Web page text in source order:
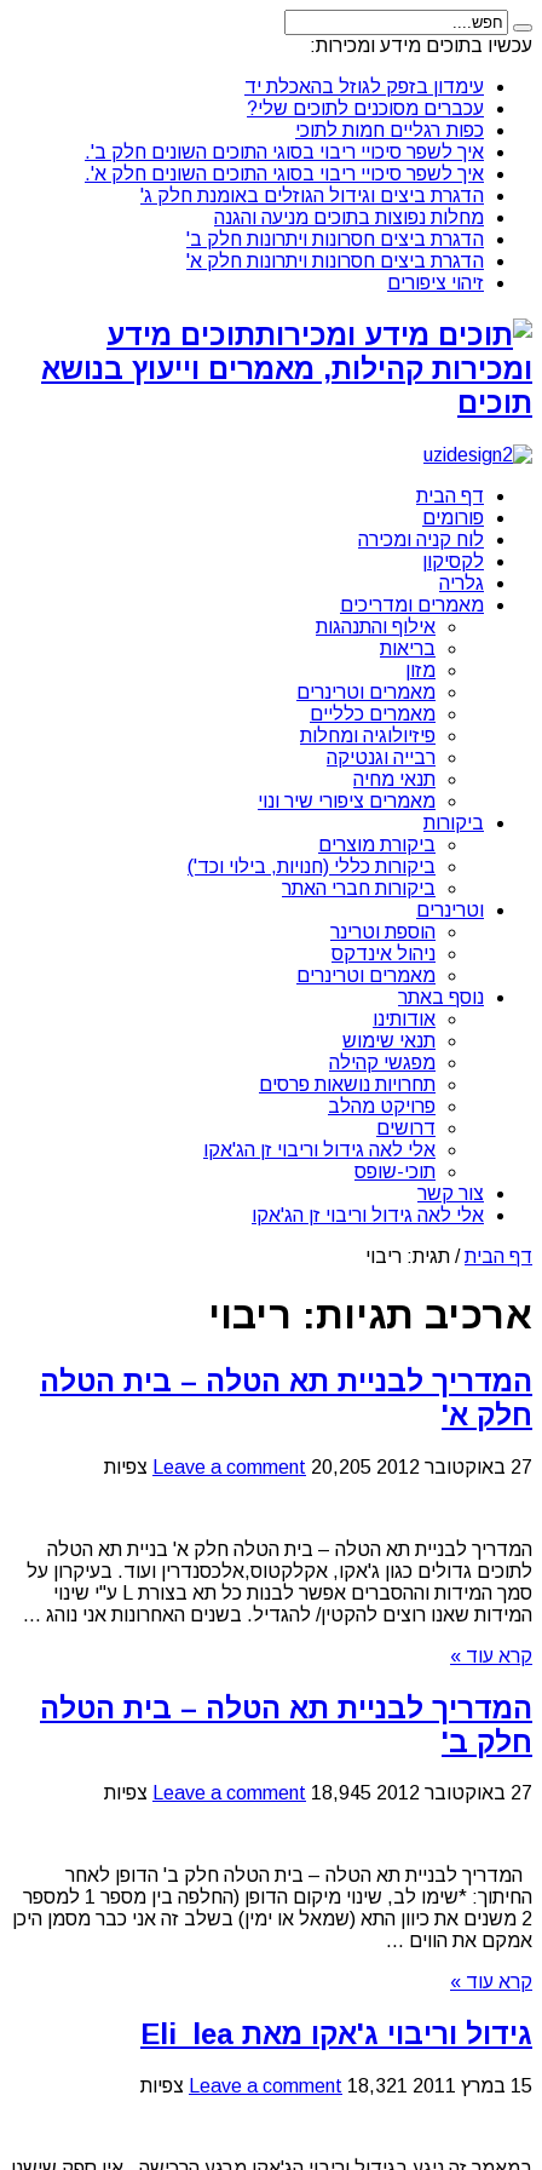
עכשיו בתוכים מידע ומכירות:
עימדון בזפק לגוזל בהאכלת יד
עכברים מסוכנים לתוכים שלי?
כפות רגליים חמות לתוכי
איך לשפר סיכויי ריבוי בסוגי התוכים השונים חלק ב'.
איך לשפר סיכויי ריבוי בסוגי התוכים השונים חלק א'.
הדגרת ביצים וגידול הגוזלים באומנת חלק ג'
מחלות נפוצות בתוכים מניעה והגנה
הדגרת ביצים חסרונות ויתרונות חלק ב'
הדגרת ביצים חסרונות ויתרונות חלק א'
זיהוי ציפורים
תוכים מידע
ומכירות קהילות, מאמרים וייעוץ בנושא
תוכים
דף הבית
פורומים
לוח קניה ומכירה
לקסיקון
גלריה
מאמרים ומדריכים
אילוף והתנהגות
בריאות
מזון
מאמרים וטרינרים
מאמרים כלליים
פיזיולוגיה ומחלות
רבייה וגנטיקה
תנאי מחיה
מאמרים ציפורי שיר ונוי
ביקורות
ביקורת מוצרים
ביקורות כללי (חנויות, בילוי וכד')
ביקורות חברי האתר
וטרינרים
הוספת וטרינר
ניהול אינדקס
מאמרים וטרינרים
נוסף באתר
אודותינו
תנאי שימוש
מפגשי קהילה
תחרויות נושאות פרסים
פרויקט מהלב
דרושים
אלי לאה גידול וריבוי זן הג'אקו
תוכי-שופס
צור קשר
אלי לאה גידול וריבוי זן הג'אקו
דף הבית / תגית: ריבוי
ארכיב תגיות: ריבוי
המדריך לבניית תא הטלה – בית הטלה
חלק א'
27 באוקטובר 2012 Leave a comment 20,205 צפיות
המדריך לבניית תא הטלה – בית הטלה חלק א' בניית תא הטלה
לתוכים גדולים כגון ג'אקו, אקלקטוס,אלכסנדרין ועוד. בעיקרון על
סמך המידות וההסברים אפשר לבנות כל תא בצורת L ע"י שינוי
המידות שאנו רוצים להקטין/ להגדיל. בשנים האחרונות אני נוהג ...
קרא עוד »
המדריך לבניית תא הטלה – בית הטלה
חלק ב'
27 באוקטובר 2012 Leave a comment 18,945 צפיות
המדריך לבניית תא הטלה – בית הטלה חלק ב' הדופן לאחר
החיתוך: *שימו לב, שינוי מיקום הדופן (החלפה בין מספר 1 למספר
2 משנים את כיוון התא (שמאל או ימין) בשלב זה אני כבר מסמן היכן
אמקם את הווים ...
קרא עוד »
גידול וריבוי ג'אקו מאת Eli_lea
15 במרץ 2011 Leave a comment 18,321 צפיות